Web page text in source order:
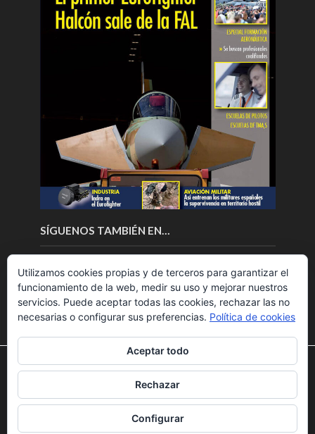
SÍGUENOS TAMBIÉN EN…
Copyright © 2018.Fly News.Noticias aerospacial
UAS aviación comercial
Utilizamos cookies para ofrecerte la mejor experiencia en
nuestra web.
Puedes aprender más sobre qué cookies utilizamos o
desactivarlas en losajustes.
Utilizamos cookies propias y de terceros para garantizar el
funcionamiento de la web, medir su uso y mejorar nuestros
servicios. Puede aceptar todas las cookies, rechazar las no
necesarias o configurar sus preferencias. Política de cookies
Aceptar todo
Rechazar
Configurar